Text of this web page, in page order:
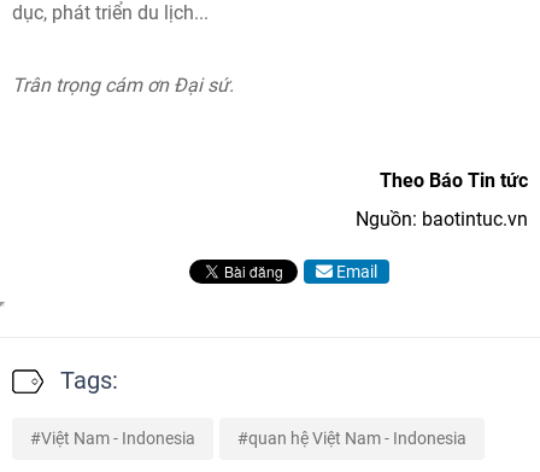
dục, phát triển du lịch...
Trân trọng cám ơn Đại sứ.
Theo Báo Tin tức
Nguồn: baotintuc.vn
Email
Tags:
Việt Nam - Indonesia quan hệ Việt Nam - Indonesia